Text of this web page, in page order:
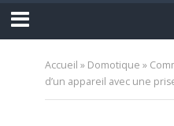
Accueil » Domotique »
d’un appareil avec une